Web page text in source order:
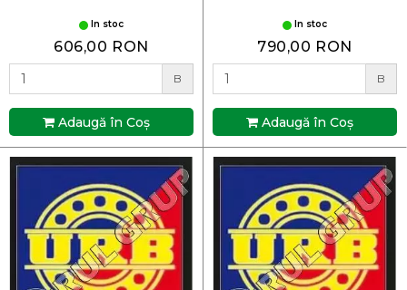
In stoc
606,00 RON
B
Adaugă în Coş
In stoc
790,00 RON
B
Adaugă în Coş